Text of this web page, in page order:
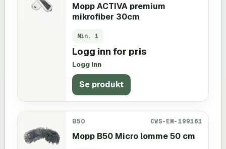
Mopp ACTIVA premium
mikrofiber 30cm
Min. 1
Logg inn for pris
Logg inn
Se produkt
B50 CWS-EM-199161
Mopp B50 Micro lomme 50 cm